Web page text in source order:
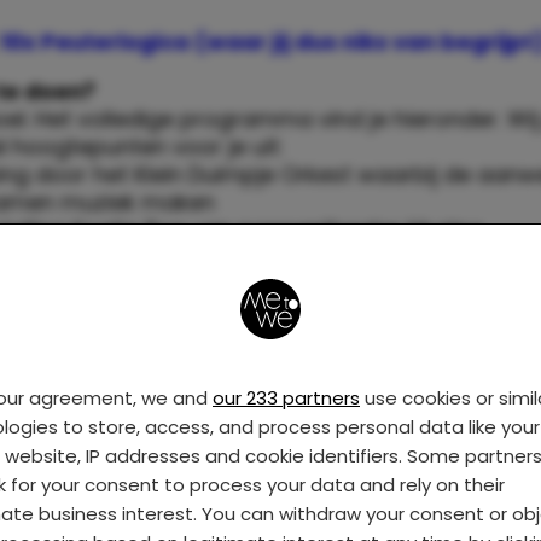
agreement, we and our 233 partners use cookies or
to store, access, and process personal data like
IP addresses and cookie identifiers. Some
for your consent to process your data and rely on their
business interest. You can withdraw your consent or
10x Peuterlogica (waar jij dus niks van begrijpt)
doen?
Het volledige programma vind je hieronder.
hoogtepunten voor je uit:
door het Klein Duimpje Orkest waarbij de
muziek maken
Koetje Boe van poppentheater Muzipo
serveert een peutermenu voor – jawel –
in het Breda’s Museum waar gezocht wordt naar
oude dieren (om vervolgens zelf een dier te
à € 5,- per duo peuter/(groot)ouder tot 12
aan de balie van Nieuwe Veste à € 6,- per